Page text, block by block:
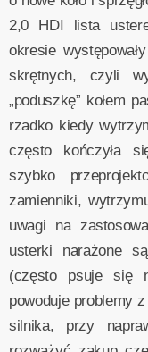
2,0 HDI lista
okresie
skrętnych, czyli
„poduszkę” kołem
rzadko kiedy
często kończyła
szybko
zamienniki,
uwagi na
usterki narażone
(często psuje się
powoduje problemy
silnika, przy